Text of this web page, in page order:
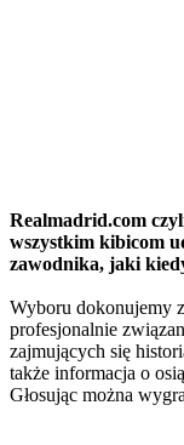
Realmadrid.com
wszystkim kibicom
zawodnika, jaki
Wyboru dokonujemy
profesjonalnie
zajmujących się
także informacja o
Głosując można